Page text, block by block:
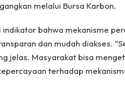
melalui Bursa Karbon.
bahwa mekanisme
dan mudah diakses.
jelas. Masyarakat bisa
terhadap